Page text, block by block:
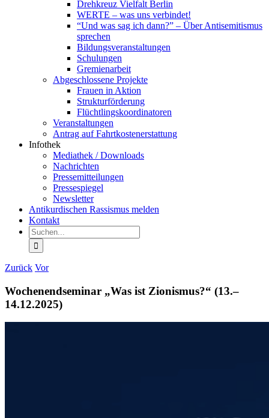
Drehkreuz Vielfalt Berlin
WERTE – was uns verbindet!
“Und was sag ich dann?” – Über Antisemitismus
sprechen
Bildungsveranstaltungen
Schulungen
Gremienarbeit
Abgeschlossene Projekte
Frauen in Aktion
Strukturförderung
Flüchtlingskoordinatoren
Veranstaltungen
Antrag auf Fahrtkostenerstattung
Infothek
Mediathek / Downloads
Nachrichten
Pressemitteilungen
Pressespiegel
Newsletter
Antikurdischen Rassismus melden
Kontakt
Suche
nach:
Zurück Vor
Wochenendseminar „Was ist Zionismus?“ (13.–
14.12.2025)